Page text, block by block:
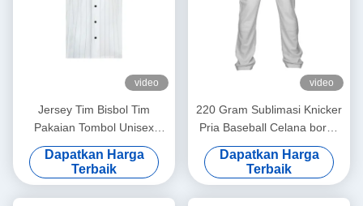
video
Jersey Tim Bisbol Tim
Pakaian Tombol Unisex
Poliester Bernapas Kustom
Dapatkan Harga
Terbaik
video
220 Gram Sublimasi Knicker
Pria Baseball Celana bordir
Biasa Antibakteri
Dapatkan Harga
Terbaik